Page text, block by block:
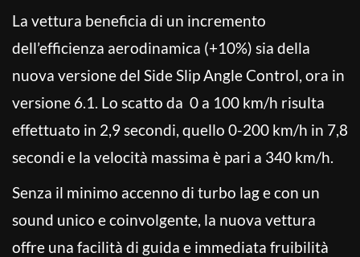
La vettura beneficia di un incremento
dell’efficienza aerodinamica (+10%) sia della
nuova versione del Side Slip Angle Control, ora in
versione 6.1. Lo scatto da 0 a 100 km/h risulta
effettuato in 2,9 secondi, quello 0-200 km/h in 7,8
secondi e la velocità massima è pari a 340 km/h.
Senza il minimo accenno di turbo lag e con un
sound unico e coinvolgente, la nuova vettura
offre una facilità di guida e immediata fruibilità